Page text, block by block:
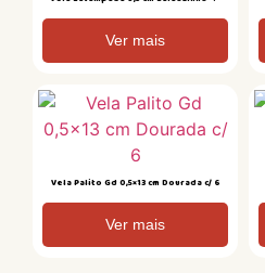
Ver mais
Vela Palito Gd 0,5×13 cm Dourada c/ 6
Ver mais